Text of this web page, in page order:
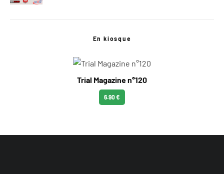
En kiosque
Trial Magazine n°120
6.90 €